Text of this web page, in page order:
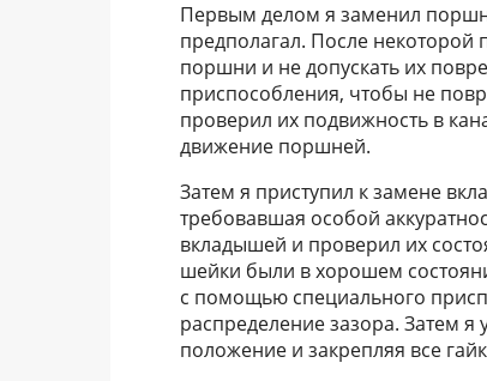
Первым делом я заменил
предполагал. После некоторой
поршни и не допускать их
приспособления, чтобы не
проверил их подвижность в
движение поршней.
Затем я приступил к замене
требовавшая особой
вкладышей и проверил их
шейки были в хорошем
с помощью специального
распределение зазора. Затем я
положение и закрепляя все